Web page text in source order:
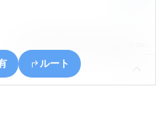
ルート